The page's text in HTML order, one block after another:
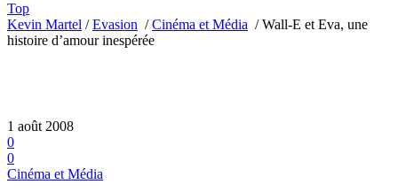
Top
Kevin Martel /Evasion /Cinéma et Média /Wall-E et Eva, une
histoire d’amour inespérée
1 août 2008
0
0
Cinéma et Média